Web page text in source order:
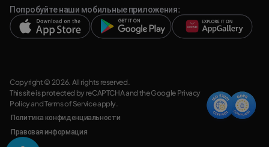
Попробуйте наши мобильные приложения:
Copyright © 2026. All rights reserved.
This site is protected by reCAPTCHA and the Google Privacy
PolicyandTerms of Serviceapply.
Политика конфиденциальности
Правовая информация